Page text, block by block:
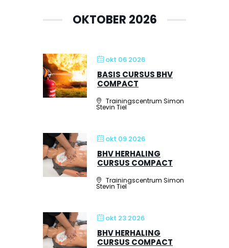
OKTOBER 2026
okt 06 2026
BASIS CURSUS BHV
COMPACT
Trainingscentrum Simon
Stevin Tiel
okt 09 2026
BHV HERHALING
CURSUS COMPACT
Trainingscentrum Simon
Stevin Tiel
okt 23 2026
BHV HERHALING
CURSUS COMPACT